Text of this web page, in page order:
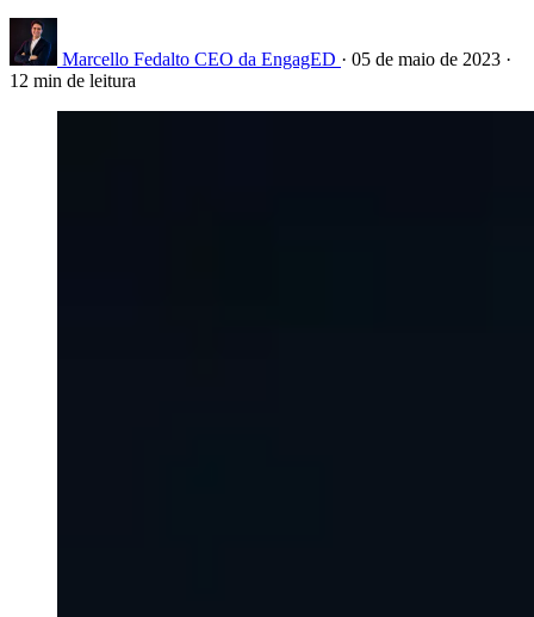
Marcello Fedalto CEO da EngagED · 05 de maio de 2023 ·
12 min de leitura